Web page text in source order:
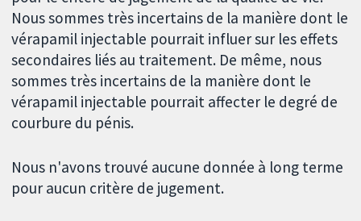
Nous sommes très incertains de la manière dont le
vérapamil injectable pourrait influer sur les effets
secondaires liés au traitement. De même, nous
sommes très incertains de la manière dont le
vérapamil injectable pourrait affecter le degré de
courbure du pénis.
Nous n'avons trouvé aucune donnée à long terme
pour aucun critère de jugement.